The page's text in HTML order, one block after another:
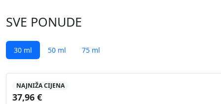
SVE PONUDE
30 ml 50 ml 75 ml
NAJNIŽA CIJENA
37,96 €